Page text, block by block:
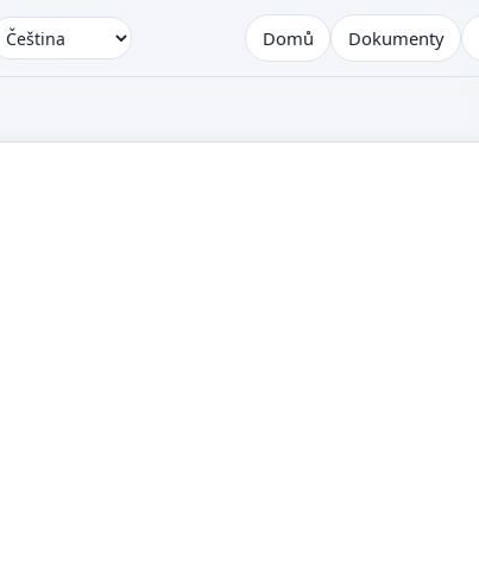
Domů Dokumenty